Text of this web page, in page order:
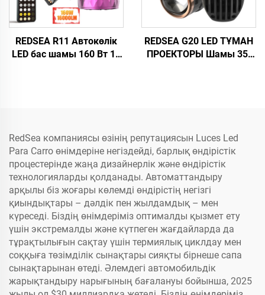
REDSEA R11 Автокөлік
LED бас шамы 160 Вт 16
REDSEA G20 LED ТҰМАН
ПРОЕКТОРЫ Шамы 35-
RedSea компаниясы өзінің репутациясын Luces Led
Para Carro өнімдеріне негіздейді, барлық өндірістік
процестерінде жаңа дизайнерлік және өндірістік
технологияларды қолданады. Автоматтандыру
арқылы біз жоғары көлемді өндірістің негізгі
қиындықтары – дәлдік пен жылдамдық – мен
күреседі. Біздің өнімдеріміз оптималды қызмет ету
үшін экстремалды және күтпеген жағдайларда да
тұрақтылығын сақтау үшін термиялық циклдау мен
соққыға төзімділік сынақтары сияқты бірнеше сапа
сынақтарынан өтеді. Әлемдегі автомобильдік
жарықтандыру нарығының бағалануы бойынша, 2025